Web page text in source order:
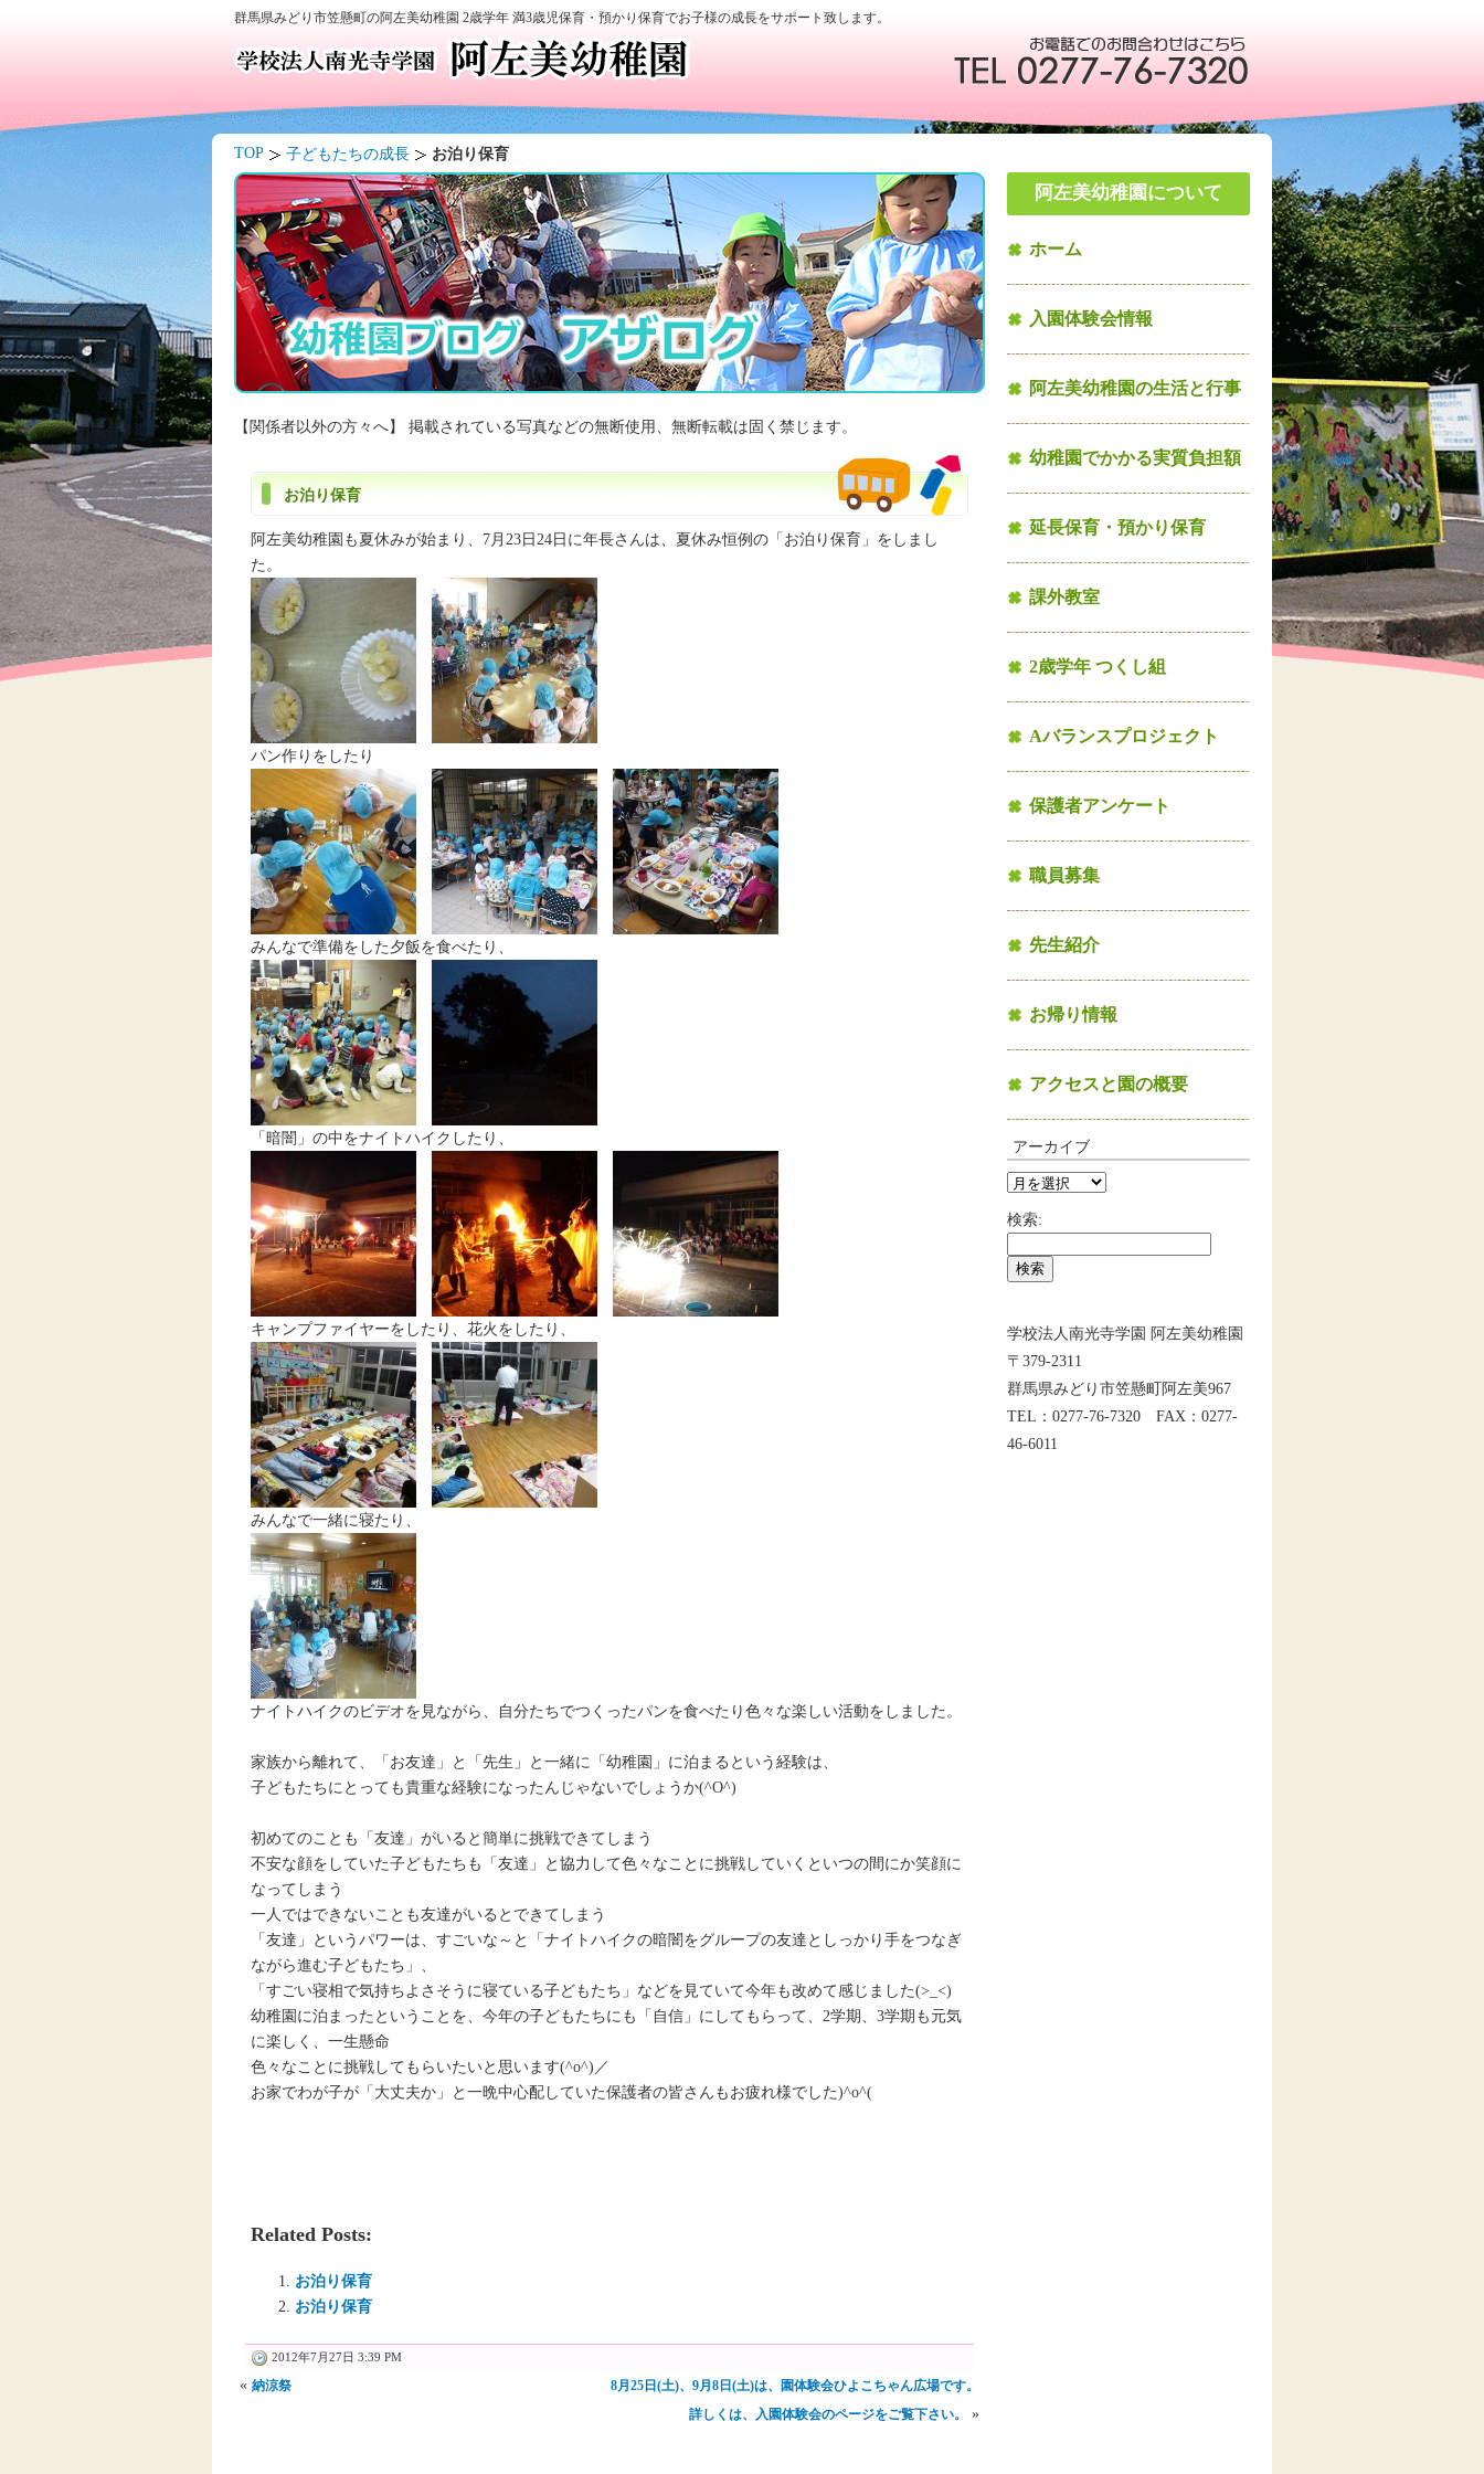
群馬県みどり市笠懸町の阿左美幼稚園 2歳学年 満3歳児保育・預かり保育でお子様の成長をサポート致します。
TOP 子どもたちの成長 お泊り保育
【関係者以外の方々へ】 掲載されている写真などの無断使用、無断転載は固く禁じます。
お泊り保育
阿左美幼稚園も夏休みが始まり、7月23日24日に年長さんは、夏休み恒例の「お泊り保育」をしまし
た。
パン作りをしたり
みんなで準備をした夕飯を食べたり、
「暗闇」の中をナイトハイクしたり、
キャンプファイヤーをしたり、花火をしたり、
みんなで一緒に寝たり、
ナイトハイクのビデオを見ながら、自分たちでつくったパンを食べたり色々な楽しい活動をしました。
家族から離れて、「お友達」と「先生」と一緒に「幼稚園」に泊まるという経験は、
子どもたちにとっても貴重な経験になったんじゃないでしょうか(^O^)
初めてのことも「友達」がいると簡単に挑戦できてしまう
不安な顔をしていた子どもたちも「友達」と協力して色々なことに挑戦していくといつの間にか笑顔に
なってしまう
一人ではできないことも友達がいるとできてしまう
「友達」というパワーは、すごいな～と「ナイトハイクの暗闇をグループの友達としっかり手をつなぎ
ながら進む子どもたち」、
「すごい寝相で気持ちよさそうに寝ている子どもたち」などを見ていて今年も改めて感じました(>_<)
幼稚園に泊まったということを、今年の子どもたちにも「自信」にしてもらって、2学期、3学期も元気
に楽しく、一生懸命
色々なことに挑戦してもらいたいと思います(^o^)／
お家でわが子が「大丈夫か」と一晩中心配していた保護者の皆さんもお疲れ様でした)^o^(
Related Posts:
お泊り保育
お泊り保育
2012年7月27日 3:39 PM
« 納涼祭
8月25日(土)、9月8日(土)は、園体験会ひよこちゃん広場です。
詳しくは、入園体験会のページをご覧下さい。
»
阿左美幼稚園について
ホーム
入園体験会情報
阿左美幼稚園の生活と行事
幼稚園でかかる実質負担額
延長保育・預かり保育
課外教室
2歳学年 つくし組
Aバランスプロジェクト
保護者アンケート
職員募集
先生紹介
お帰り情報
アクセスと園の概要
アーカイブ
検索:
学校法人南光寺学園 阿左美幼稚園
〒379-2311
群馬県みどり市笠懸町阿左美967
TEL：0277-76-7320 FAX：0277-
46-6011